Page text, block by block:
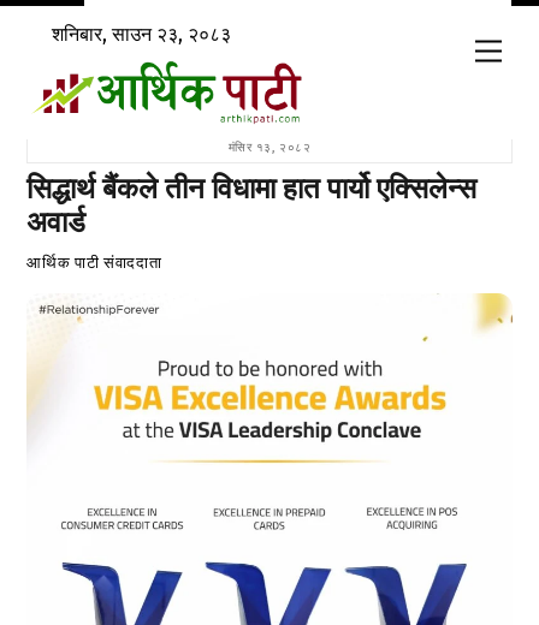
Skip
content
शनिबार, साउन २३, २०८३
मंसिर १३, २०८२
सिद्धार्थ बैंकले तीन विधामा हात पार्यो एक्सिलेन्स
अवार्ड
आर्थिक पाटी संवाददाता